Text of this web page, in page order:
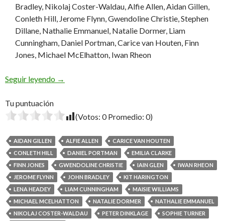
Bradley, Nikolaj Coster-Waldau, Alfie Allen, Aidan Gillen,
Conleth Hill, Jerome Flynn, Gwendoline Christie, Stephen
Dillane, Nathalie Emmanuel, Natalie Dormer, Liam
Cunningham, Daniel Portman, Carice van Houten, Finn
Jones, Michael McElhatton, Iwan Rheon
Seguir leyendo Game of Thrones: Quinta Temporada
→
Tu puntuación
(Votos: 0Promedio: 0)
AIDAN GILLEN ALFIE ALLEN
CARICE VAN HOUTEN
CONLETH HILL
DANIEL PORTMAN
EMILIA CLARKE
FINN JONES
GWENDOLINE CHRISTIE IAIN GLEN
IWAN RHEON
JEROME FLYNN
JOHN BRADLEY
KIT HARINGTON
LENA HEADEY
LIAM CUNNINGHAM
MAISIE WILLIAMS
MICHAEL MCELHATTON
NATALIE DORMER
NATHALIE EMMANUEL
NIKOLAJ COSTER-WALDAU
PETER DINKLAGE
SOPHIE TURNER